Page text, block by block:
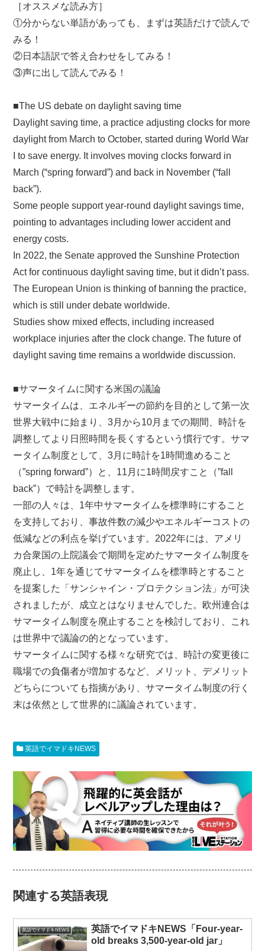
［オススメな読み方］
①分からない単語があっても、まずは英語だけで読んで
みる！
②日本語訳で答え合わせをしてみる！
③声に出して読んでみる！
■The US debate on daylight saving time
Daylight saving time, a practice adjusting clocks for more
daylight from March to October, started during World War
I to save energy. It involves moving clocks forward in
March (“spring forward”) and back in November (“fall
back”).
Some people support year-round daylight savings time,
pointing to advantages including lower accident and
energy costs.
In 2022, the Senate approved the Sunshine Protection
Act for continuous daylight saving time, but it didn’t pass.
The European Union is thinking of banning the practice,
which is still under debate worldwide.
Studies show mixed effects, including increased
workplace injuries after the clock change. The future of
daylight saving time remains a worldwide discussion.
■サマータイムに関する米国の議論
サマータイムは、エネルギーの節約を目的として第一次
世界大戦中に始まり、3月から10月までの期間、時計を
調整してより日照時間を長くするという慣行です。サマ
ータイム制度として、3月に時計を1時間進めること
（”spring forward”）と、11月に1時間戻すこと（”fall
back”）で時計を調整します。
一部の人々は、1年中サマータイムを標準時にすること
を支持しており、事故件数の減少やエネルギーコストの
低減などの利点を挙げています。2022年には、アメリ
カ合衆国の上院議会で期間を定めたサマータイム制度を
廃止し、1年を通じてサマータイムを標準時とすること
を提案した「サンシャイン・プロテクション法」が可決
されましたが、成立とはなりませんでした。欧州連合は
サマータイム制度を廃止することを検討しており、これ
は世界中で議論の的となっています。
サマータイムに関する様々な研究では、時計の変更後に
職場での負傷者が増加するなど、メリット、デメリット
どちらについても指摘があり、サマータイム制度の行く
末は依然として世界的に議論されています。
英語でイマドキNEWS
関連する英語表現
英語でイマドキNEWS
英語でイマドキNEWS「Four-year-
old breaks 3,500-year-old jar」